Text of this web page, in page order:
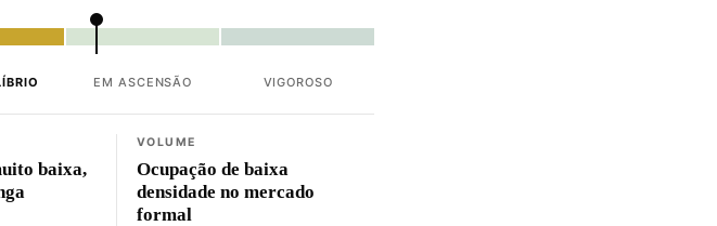
EM ASCENSÃO VIGOROSO
baixa,
VOLUME
Ocupação de baixa
densidade no mercado
formal